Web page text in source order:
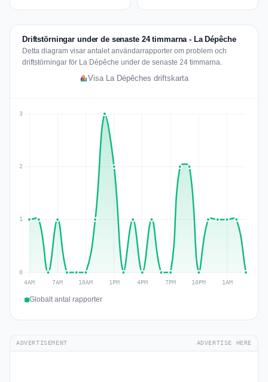
Driftstörningar under de senaste 24 timmarna - La Dépêche
Detta diagram visar antalet användarrapporter om problem och
driftstörningar för La Dépêche under de senaste 24 timmarna.
Visa La Dépêches driftskarta
Globalt antal rapporter
ADVERTISEMENT ADVERTISE HERE